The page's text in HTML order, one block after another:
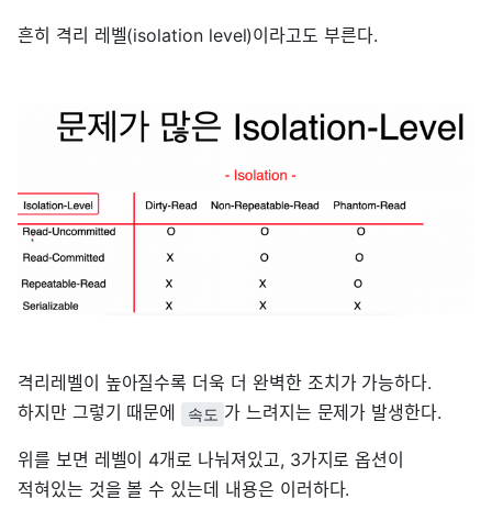
흔히 격리 레벨(isolation level)이라고도 부른다.
격리레벨이 높아질수록 더욱 더 완벽한 조치가 가능하다.
하지만 그렇기 때문에
속도 가 느려지는 문제가 발생한다.
위를 보면 레벨이 4개로 나눠져있고, 3가지로 옵션이
적혀있는 것을 볼 수 있는데 내용은 이러하다.